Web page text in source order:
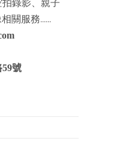
錄影、親子
關服務......
59號